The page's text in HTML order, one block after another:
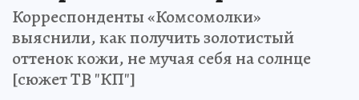
Корреспонденты «Комсомолки»
выяснили, как получить золотистый
оттенок кожи, не мучая себя на солнце
[сюжет ТВ "КП"]